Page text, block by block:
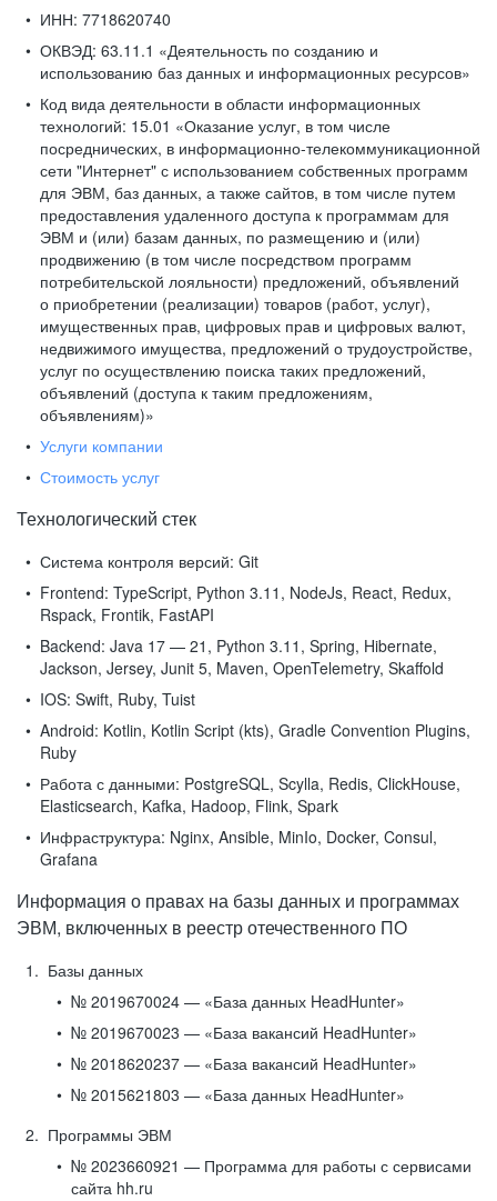
ИНН: 7718620740
ОКВЭД: 63.11.1 «Деятельность по созданию и
использованию баз данных и информационных ресурсов»
Код вида деятельности в области информационных
технологий: 15.01 «Оказание услуг, в том числе
посреднических, в информационно-телекоммуникационной
сети "Интернет" с использованием собственных программ
для ЭВМ, баз данных, а также сайтов, в том числе путем
предоставления удаленного доступа к программам для
ЭВМ и (или) базам данных, по размещению и (или)
продвижению (в том числе посредством программ
потребительской лояльности) предложений, объявлений
о приобретении (реализации) товаров (работ, услуг),
имущественных прав, цифровых прав и цифровых валют,
недвижимого имущества, предложений о трудоустройстве,
услуг по осуществлению поиска таких предложений,
объявлений (доступа к таким предложениям,
объявлениям)»
Услуги компании
Стоимость услуг
Технологический стек
Система контроля версий: Git
Frontend: TypeScript, Python 3.11, NodeJs, React, Redux,
Rspack, Frontik, FastAPI
Backend: Java 17 — 21, Python 3.11, Spring, Hibernate,
Jackson, Jersey, Junit 5, Maven, OpenTelemetry, Skaffold
IOS: Swift, Ruby, Tuist
Android: Kotlin, Kotlin Script (kts), Gradle Convention Plugins,
Ruby
Работа с данными: PostgreSQL, Scylla, Redis, ClickHouse,
Elasticsearch, Kafka, Hadoop, Flink, Spark
Инфраструктура: Nginx, Ansible, MinIo, Docker, Consul,
Grafana
Информация о правах на базы данных и программах
ЭВМ, включенных в реестр отечественного ПО
Базы данных
№ 2019670024 — «База данных HeadHunter»
№ 2019670023 — «База вакансий HeadHunter»
№ 2018620237 — «База вакансий HeadHunter»
№ 2015621803 — «База данных HeadHunter»
Программы ЭВМ
№ 2023660921 — Программа для работы с сервисами
сайта hh.ru